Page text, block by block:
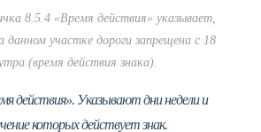
8.5.4 «Время действия» указывает,
данном участке дороги запрещена с 18
(время действия знака).
действия». Указывают дни недели и
которых действует знак.